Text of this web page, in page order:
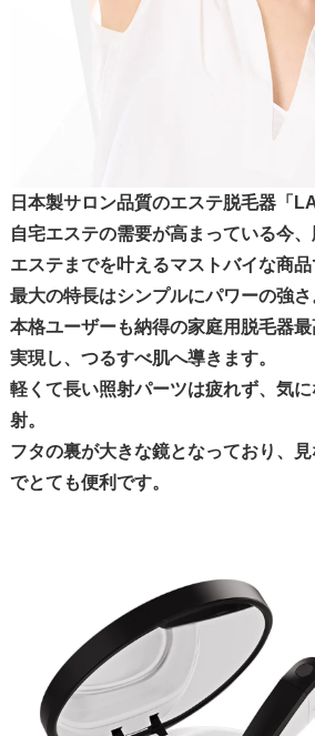
日本製サロン品質のエステ脱毛器「
自宅エステの需要が高まっている今
エステまでを叶えるマストバイな商品
最大の特長はシンプルにパワーの強さ
本格ユーザーも納得の家庭用脱毛器
実現し、つるすべ肌へ導きます。
軽くて長い照射パーツは疲れず、気
射。
フタの裏が大きな鏡となっており、
でとても便利です。